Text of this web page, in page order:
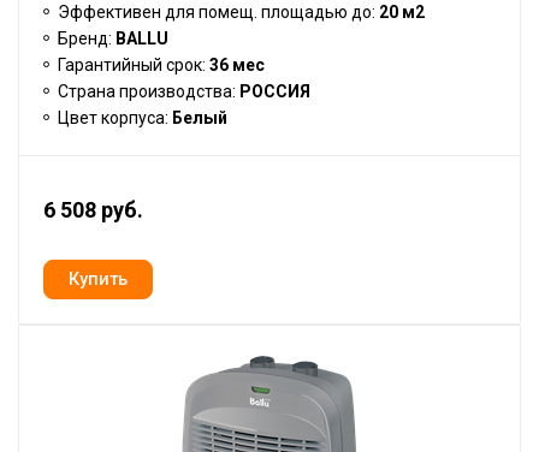
Эффективен для помещ. площадью до: 20 м2
Бренд: BALLU
Гарантийный срок: 36 мес
Страна производства: РОССИЯ
Цвет корпуса: Белый
6 508 руб.